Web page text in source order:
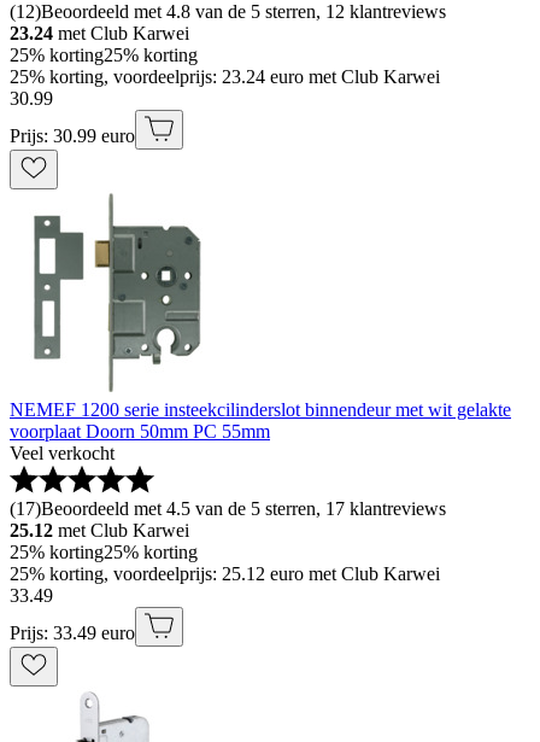
(12)Beoordeeld met 4.8 van de 5 sterren, 12 klantreviews
23.24 met Club Karwei
25% korting25% korting
25% korting, voordeelprijs: 23.24 euro met Club Karwei
30.99
Prijs: 30.99 euro
NEMEF 1200 serie insteekcilinderslot binnendeur met wit gelakte
voorplaat Doorn 50mm PC 55mm
Veel verkocht
(17)Beoordeeld met 4.5 van de 5 sterren, 17 klantreviews
25.12 met Club Karwei
25% korting25% korting
25% korting, voordeelprijs: 25.12 euro met Club Karwei
33.49
Prijs: 33.49 euro